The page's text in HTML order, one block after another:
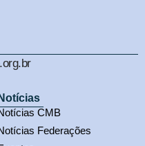
Notícias
CMB
Federações